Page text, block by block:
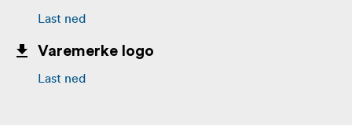
Last ned
Varemerke logo
Last ned